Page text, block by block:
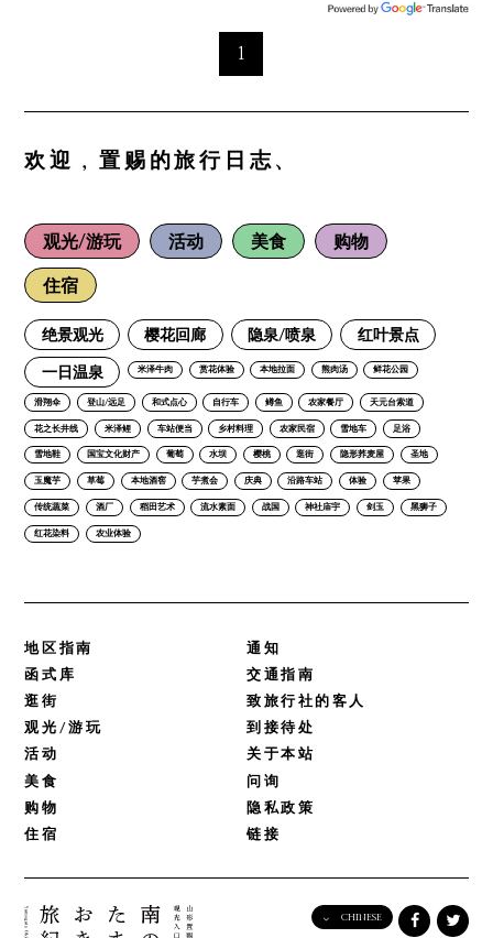
1
欢迎，置赐的旅行日志、
观光/游玩 活动 美食 购物
住宿
绝景观光 樱花回廊 隐泉/喷泉 红叶景点
一日温泉 米泽牛肉 赏花体验 本地拉面 熊肉汤 鲜花公园
滑翔伞 登山/远足 和式点心 自行车 鳟鱼 农家餐厅 天元台索道
花之长井线 米泽鲤 车站便当 乡村料理 农家民宿 雪地车 足浴
雪地鞋 国宝文化财产 葡萄 水坝 樱桃 逛街 隐形荞麦屋 圣地
玉魔芋 草莓 本地酒窖 芋煮会 庆典 沿路车站 体验 苹果
传统蔬菜 酒厂 稻田艺术 流水素面 战国 神社庙宇 剑玉 黑狮子
红花染料 农业体验
地区指南
函式库
逛街
观光/游玩
活动
美食
购物
住宿
通知
交通指南
致旅行社的客人
到接待处
关于本站
问询
隐私政策
链接
CHINESE